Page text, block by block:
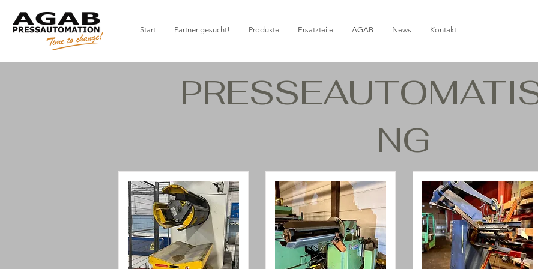
Start Partner gesucht! Produkte Ersatzteile AGAB News Kontakt
NG